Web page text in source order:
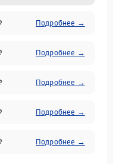
Подробнее →
Подробнее →
Подробнее →
Подробнее →
Подробнее →